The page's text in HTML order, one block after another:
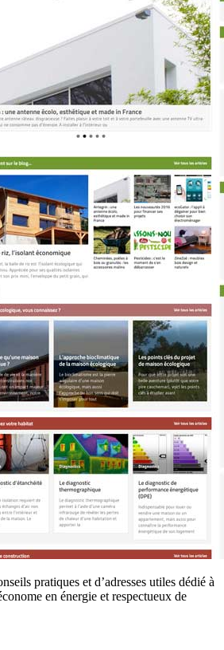
pratiques et d’adresses utiles dédié à
en énergie et respectueux de